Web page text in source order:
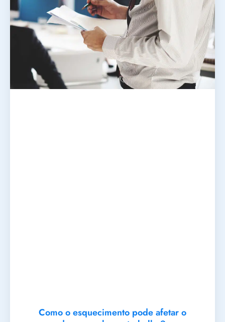
Como o esquecimento pode afetar o